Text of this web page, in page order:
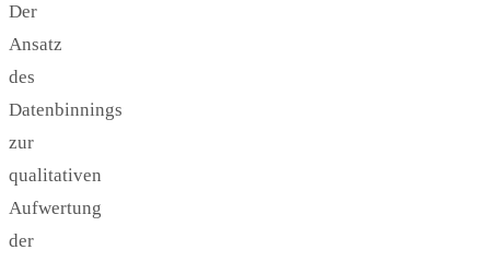
Der
Ansatz
des
Datenbinnings
zur
qualitativen
Aufwertung
der